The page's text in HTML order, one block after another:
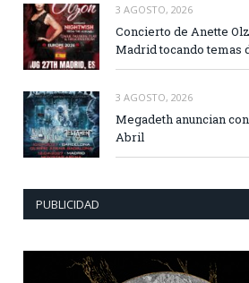
3 AGOSTO, 2026
Concierto de Anette
Madrid tocando temas
3 AGOSTO, 2026
Megadeth anuncian
Abril
PUBLICIDAD